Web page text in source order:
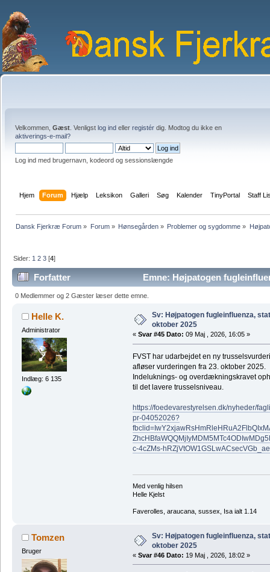
Velkommen, Gæst . Venligst log ind eller registér dig. Modtog du ikke en
aktiverings-e-mail?
Log ind med brugernavn, kodeord og sessionslængde
Hjem Forum Hjælp Leksikon Galleri Søg Kalender TinyPortal Staff
Dansk Fjerkræ Forum » Forum» Hønsegården» Problemer og sygdomme »
Sider: 1 2 3 [4]
Forfatter
Emne: Højpatogen
gange)
0 Medlemmer og 2 Gæster læser dette emne.
Helle K.
Administrator
Indlæg: 6 135
Sv: Højpatogen fugleinfluenza,
oktober 2025
« Svar #45 Dato: 09 Maj , 2026, 16:05 »
FVST har udarbejdet en ny
afløser vurderingen fra 23. oktober 2025.
Indeluknings- og overdækningskravet
til det lavere trusselsniveau.
https://foedevarestyrelsen.dk/nyheder/
pr-04052026?
c-4cZMs-
Med venlig hilsen
Helle Kjelst
Faverolles, araucana, sussex, Isa ialt 1.14
Tomzen
Bruger
Sv: Højpatogen fugleinfluenza,
oktober 2025
« Svar #46 Dato: 19 Maj , 2026, 18:02 »